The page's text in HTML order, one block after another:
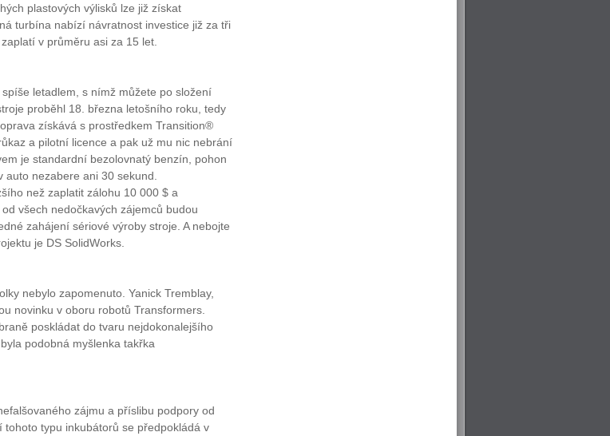
plastových výlisků lze již získat
turbína nabízí návratnost investice již za tři
v průměru asi za 15 let.
letadlem, s nímž můžete po složení
proběhl 18. března letošního roku, tedy
získává s prostředkem Transition®
a pilotní licence a pak už mu nic nebrání
je standardní bezolovnatý benzín, pohon
nezabere ani 30 sekund.
než zaplatit zálohu 10 000 $ a
všech nedočkavých zájemců budou
zahájení sériové výroby stroje. A nebojte
je DS SolidWorks.
nebylo zapomenuto. Yanick Tremblay,
novinku v oboru robotů Transformers.
poskládat do tvaru nejdokonalejšího
podobná myšlenka takřka
zájmu a příslibu podpory od
typu inkubátorů se předpokládá v